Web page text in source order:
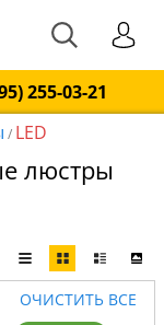
255-03-21
/ LED
люстры
ОЧИСТИТЬ ВСЕ